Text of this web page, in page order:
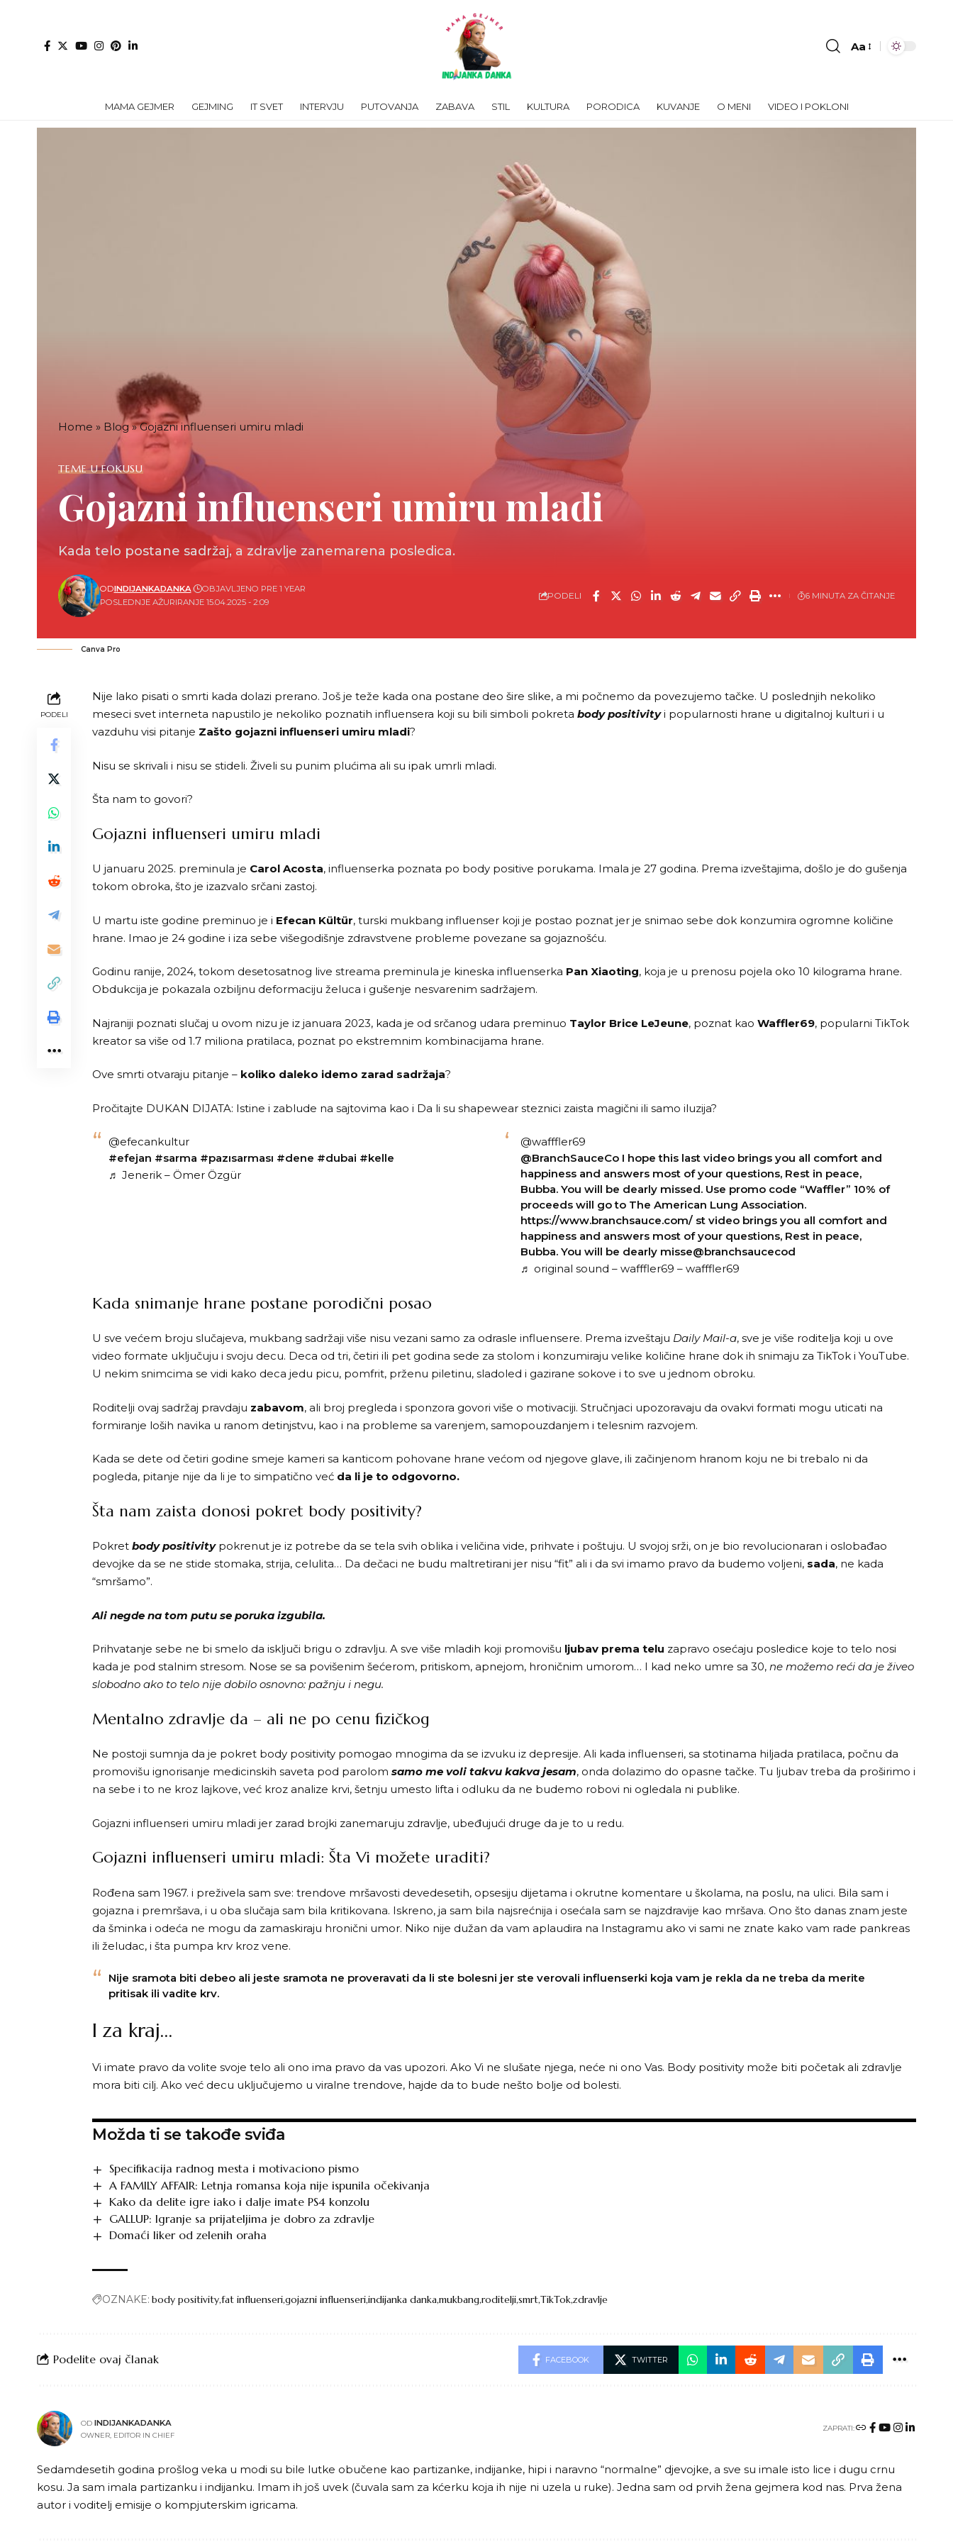
Font
Aa
MAMA GEJMER GEJMING IT SVET INTERVJU PUTOVANJA ZABAVA STIL KULTURA PORODICA KUVANJE O MENI VIDEO I POKLONI
Home » Blog»Gojazni influenseri umiru mladi
TEME U FOKUSU
Gojazni influenseri umiru mladi
Kada telo postane sadržaj, a zdravlje zanemarena posledica.
POSLEDNJE AŽURIRANJE 15.04.2025 - 2:09
ODINDIJANKADANKA OBJAVLJENO PRE 1 YEAR
PODELI 6 MINUTA ZA ČITANJE
Canva Pro
PODELI
Nije lako pisati o smrti kada dolazi prerano. Još je teže kada ona postane deo šire slike, a mi počnemo da povezujemo tačke. U poslednjih nekoliko
meseci svet interneta napustilo je nekoliko poznatih influensera koji su bili simboli pokreta body positivityi popularnosti hrane u digitalnoj kulturi i u
vazduhu visi pitanje Zašto gojazni influenseri umiru mladi?
Nisu se skrivali i nisu se stideli. Živeli su punim plućima ali su ipak umrli mladi.
Šta nam to govori?
Gojazni influenseri umiru mladi
U januaru 2025. preminula je Carol Acosta, influenserka poznata po body positive porukama. Imala je 27 godina. Prema izveštajima, došlo je do gušenja
tokom obroka, što je izazvalo srčani zastoj.
U martu iste godine preminuo je i Efecan Kültür, turski mukbang influenser koji je postao poznat jer je snimao sebe dok konzumira ogromne količine
hrane. Imao je 24 godine i iza sebe višegodišnje zdravstvene probleme povezane sa gojaznošću.
Godinu ranije, 2024, tokom desetosatnog live streama preminula je kineska influenserka Pan Xiaoting, koja je u prenosu pojela oko 10 kilograma hrane.
Obdukcija je pokazala ozbiljnu deformaciju želuca i gušenje nesvarenim sadržajem.
Najraniji poznati slučaj u ovom nizu je iz januara 2023, kada je od srčanog udara preminuo Taylor Brice LeJeune, poznat kao Waffler69, popularni TikTok
kreator sa više od 1.7 miliona pratilaca, poznat po ekstremnim kombinacijama hrane.
Ove smrti otvaraju pitanje – koliko daleko idemo zarad sadržaja?
Pročitajte DUKAN DIJATA: Istine i zablude na sajtovima kao i Da li su shapewear steznici zaista magični ili samo iluzija?
@efecankultur
#efejan #sarma #pazısarması #dene #dubai #kelle
♬ Jenerik – Ömer Özgür
@wafffler69
@BranchSauceCo I hope this last video brings you all comfort and
happiness and answers most of your questions, Rest in peace,
Bubba. You will be dearly missed. Use promo code “Waffler” 10% of
proceeds will go to The American Lung Association.
https://www.branchsauce.com/ st video brings you all comfort and
happiness and answers most of your questions, Rest in peace,
Bubba. You will be dearly misse@branchsaucecod
♬ original sound – wafffler69 – wafffler69
Kada snimanje hrane postane porodični posao
U sve većem broju slučajeva, mukbang sadržaji više nisu vezani samo za odrasle influensere. Prema izveštaju Daily Mail-a, sve je više roditelja koji u ove
video formate uključuju i svoju decu. Deca od tri, četiri ili pet godina sede za stolom i konzumiraju velike količine hrane dok ih snimaju za TikTok i YouTube.
U nekim snimcima se vidi kako deca jedu picu, pomfrit, prženu piletinu, sladoled i gazirane sokove i to sve u jednom obroku.
Roditelji ovaj sadržaj pravdaju zabavom, ali broj pregleda i sponzora govori više o motivaciji. Stručnjaci upozoravaju da ovakvi formati mogu uticati na
formiranje loših navika u ranom detinjstvu, kao i na probleme sa varenjem, samopouzdanjem i telesnim razvojem.
Kada se dete od četiri godine smeje kameri sa kanticom pohovane hrane većom od njegove glave, ili začinjenom hranom koju ne bi trebalo ni da
pogleda, pitanje nije da li je to simpatično već da li je to odgovorno.
Šta nam zaista donosi pokret body positivity?
Pokret body positivitypokrenut je iz potrebe da se tela svih oblika i veličina vide, prihvate i poštuju. U svojoj srži, on je bio revolucionaran i oslobađao
devojke da se ne stide stomaka, strija, celulita… Da dečaci ne budu maltretirani jer nisu “fit” ali i da svi imamo pravo da budemo voljeni, sada, ne kada
“smršamo”.
Ali negde na tom putu se poruka izgubila.
Prihvatanje sebe ne bi smelo da isključi brigu o zdravlju. A sve više mladih koji promovišu ljubav prema telu zapravo osećaju posledice koje to telo nosi
kada je pod stalnim stresom. Nose se sa povišenim šećerom, pritiskom, apnejom, hroničnim umorom… I kad neko umre sa 30, ne možemo reći da je živeo
slobodno ako to telo nije dobilo osnovno: pažnju i negu.
Mentalno zdravlje da – ali ne po cenu fizičkog
Ne postoji sumnja da je pokret body positivity pomogao mnogima da se izvuku iz depresije. Ali kada influenseri, sa stotinama hiljada pratilaca, počnu da
promovišu ignorisanje medicinskih saveta pod parolom samo me voli takvu kakva jesam, onda dolazimo do opasne tačke. Tu ljubav treba da proširimo i
na sebe i to ne kroz lajkove, već kroz analize krvi, šetnju umesto lifta i odluku da ne budemo robovi ni ogledala ni publike.
Gojazni influenseri umiru mladi jer zarad brojki zanemaruju zdravlje, ubeđujući druge da je to u redu.
Gojazni influenseri umiru mladi: Šta Vi možete uraditi?
Rođena sam 1967. i preživela sam sve: trendove mršavosti devedesetih, opsesiju dijetama i okrutne komentare u školama, na poslu, na ulici. Bila sam i
gojazna i premršava, i u oba slučaja sam bila kritikovana. Iskreno, ja sam bila najsrećnija i osećala sam se najzdravije kao mršava. Ono što danas znam jeste
da šminka i odeća ne mogu da zamaskiraju hronični umor. Niko nije dužan da vam aplaudira na Instagramu ako vi sami ne znate kako vam rade pankreas
ili želudac, i šta pumpa krv kroz vene.
Nije sramota biti debeo ali jeste sramota ne proveravati da li ste bolesni jer ste verovali influenserki koja vam je rekla da ne treba da merite
pritisak ili vadite krv.
I za kraj…
Vi imate pravo da volite svoje telo ali ono ima pravo da vas upozori. Ako Vi ne slušate njega, neće ni ono Vas. Body positivity može biti početak ali zdravlje
mora biti cilj. Ako već decu uključujemo u viralne trendove, hajde da to bude nešto bolje od bolesti.
Možda ti se takođe sviđa
Specifikacija radnog mesta i motivaciono pismo
A FAMILY AFFAIR: Letnja romansa koja nije ispunila očekivanja
Kako da delite igre iako i dalje imate PS4 konzolu
GALLUP: Igranje sa prijateljima je dobro za zdravlje
Domaći liker od zelenih oraha
OZNAKE: body positivityfat influenserigojazni influenseriindijanka dankamukbangroditeljismrtTikTokzdravlje
Podelite ovaj članak FACEBOOK TWITTER
OD INDIJANKADANKA
OWNER, EDITOR IN CHIEF
ZAPRATI:
Sedamdesetih godina prošlog veka u modi su bile lutke obučene kao partizanke, indijanke, hipi i naravno “normalne” djevojke, a sve su imale isto lice i dugu crnu
kosu. Ja sam imala partizanku i indijanku. Imam ih još uvek (čuvala sam za kćerku koja ih nije ni uzela u ruke). Jedna sam od prvih žena gejmera kod nas. Prva žena
autor i voditelj emisije o kompjuterskim igricama.